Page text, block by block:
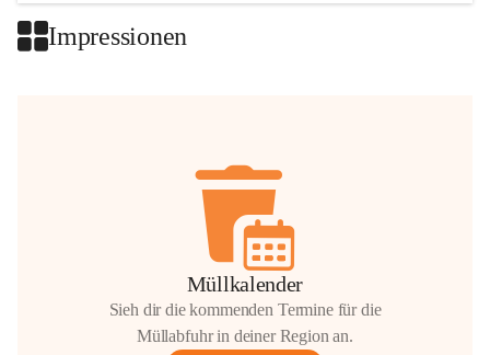
Impressionen
Müllkalender
Sieh dir die kommenden Termine für die
Müllabfuhr in deiner Region an.